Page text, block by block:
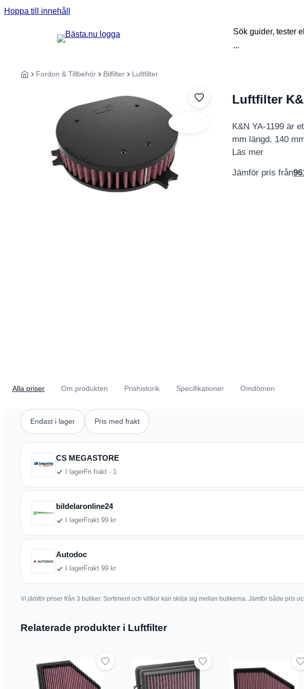
Hoppa till innehåll
Sök guider, tester
...
Sök guider, tester eller produkter ...
Hem
Fordon & Tillbehör Bilfilter Luftfilter
Luftfilter
K&N YA-1199 är
mm längd, 140
Läs mer
Jämför pris från
Alla priser Om produkten Prishistorik Specifikationer Omdömen
Endast i lager Pris med frakt
CS MEGASTORE
I lagerFri frakt · 1
bildelaronline24
I lagerFrakt 99 kr
Autodoc
I lagerFrakt 99 kr
Vi jämför priser från 3 butiker. Sortiment och villkor kan skilja sig mellan butikerna. Jämför både pris
Relaterade produkter i Luftfilter